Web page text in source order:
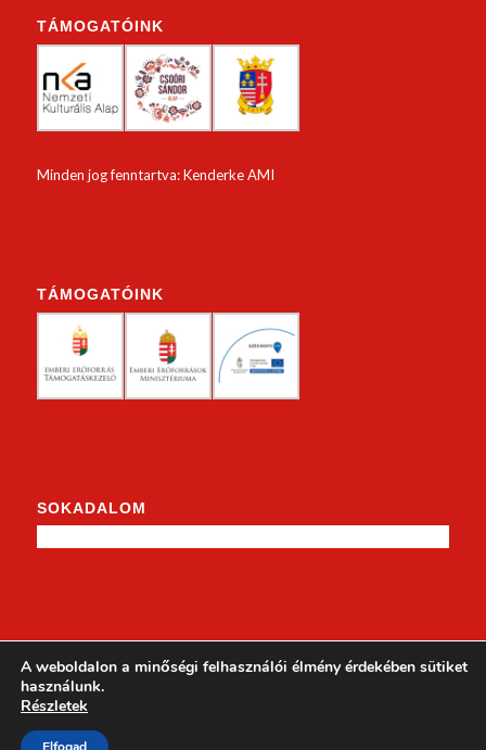
TÁMOGATÓINK
Minden jog fenntartva: Kenderke AMI
TÁMOGATÓINK
SOKADALOM
A weboldalon a minőségi felhasználói élmény érdekében sütiket
használunk.
Részletek